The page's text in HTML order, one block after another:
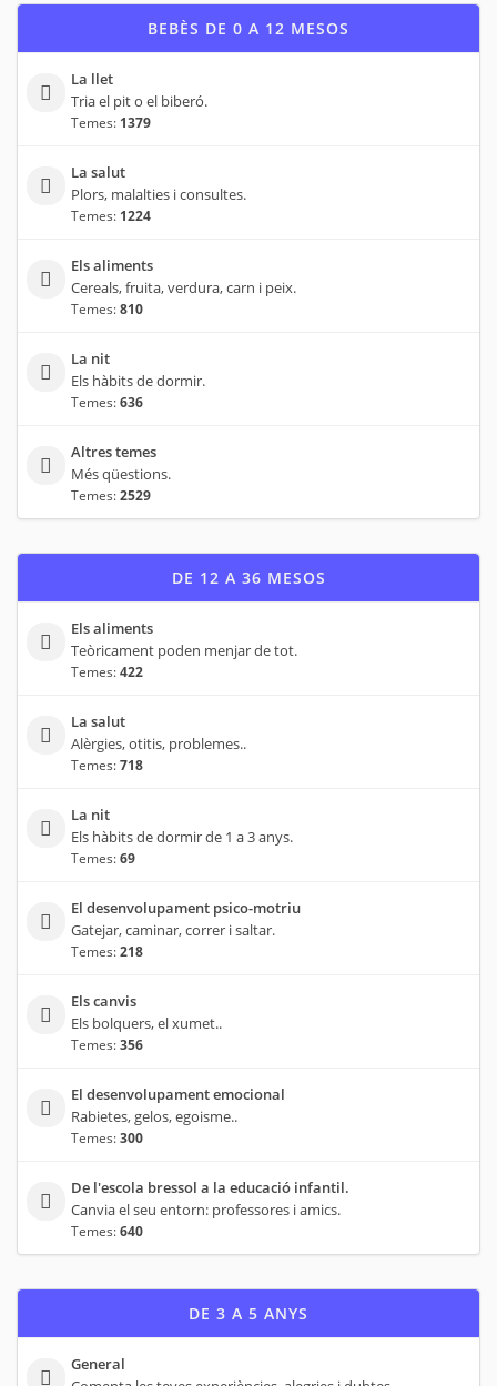
BEBÈS DE 0 A 12 MESOS
La llet
Tria el pit o el biberó.
Temes: 1379
La salut
Plors, malalties i consultes.
Temes: 1224
Els aliments
Cereals, fruita, verdura, carn i peix.
Temes:810
La nit
Els hàbits de dormir.
Temes:636
Altres temes
Més qüestions.
Temes:2529
DE 12 A 36 MESOS
Els aliments
Teòricament poden menjar de tot.
Temes:422
La salut
Alèrgies, otitis, problemes..
Temes:718
La nit
Els hàbits de dormir de 1 a 3 anys.
Temes:69
El desenvolupament psico-motriu
Gatejar, caminar, correr i saltar.
Temes:218
Els canvis
Els bolquers, el xumet..
Temes:356
El desenvolupament emocional
Rabietes, gelos, egoisme..
Temes:300
De l'escola bressol a la educació infantil.
Canvia el seu entorn: professores i amics.
Temes:640
DE 3 A 5 ANYS
General